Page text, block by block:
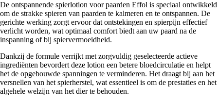
De ontspannende spierlotion voor paarden Effol is speciaal ontwikkeld
om de strakke spieren van paarden te kalmeren en te ontspannen. De
gerichte werking zorgt ervoor dat ontstekingen en spierpijn effectief
verlicht worden, wat optimaal comfort biedt aan uw paard na de
inspanning of bij spiervermoeidheid.
Dankzij de formule verrijkt met zorgvuldig geselecteerde actieve
ingrediënten bevordert deze lotion een betere bloedcirculatie en helpt
het de opgebouwde spanningen te verminderen. Het draagt bij aan het
versnellen van het spierherstel, wat essentieel is om de prestaties en het
algehele welzijn van het dier te behouden.